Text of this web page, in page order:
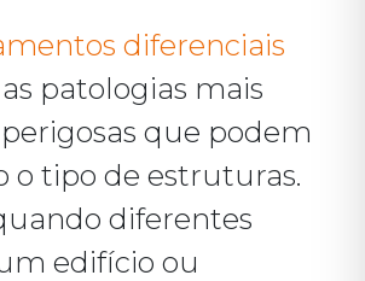
diferenciais
patologias mais
que podem
o tipo de estruturas.
diferentes
edifício ou